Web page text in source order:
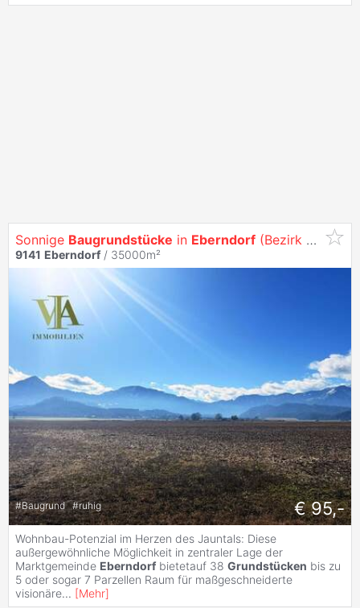
Sonnige Baugrundstücke in Eberndorf (Bezirk
9141 Eberndorf / 35000m²
#Baugrund #ruhig € 95,-
Wohnbau-Potenzial im Herzen des Jauntals: Diese
außergewöhnliche Möglichkeit in zentraler Lage der
Marktgemeinde Eberndorf bietetauf 38 Grundstücken bis zu
5 oder sogar 7 Parzellen Raum für maßgeschneiderte
visionäre... [Mehr]